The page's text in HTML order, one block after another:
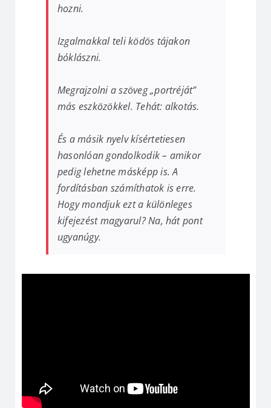
hozni.
Izgalmakkal teli ködös tájakon
bóklászni.
Megrajzolni a szöveg „portréját”
más eszközökkel. Tehát: alkotás.
És a másik nyelv kísértetiesen
hasonlóan gondolkodik – amikor
pedig lehetne másképp is. A
fordításban számíthatok is erre.
Hogy mondjuk ezt a különleges
kifejezést magyarul? Na, hát pont
ugyanúgy.